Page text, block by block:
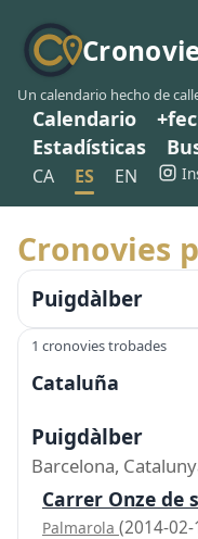
Un calendario hecho de
Calendario
Estadísticas
CA ES EN
Cronovies
Puigdàlber
1 cronovies trobades
Cataluña
Puigdàlber
Barcelona,
Carrer Onze de
Palmarola (2014-02-